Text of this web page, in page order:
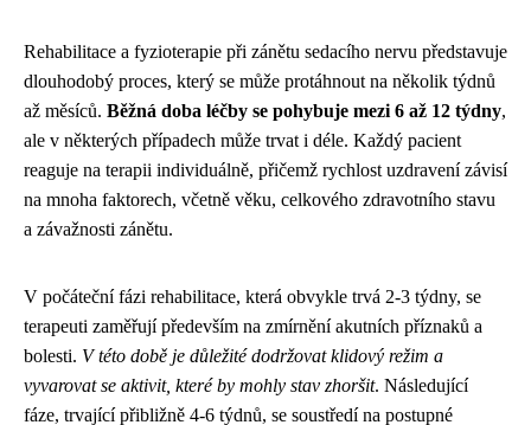
Rehabilitace a fyzioterapie při zánětu sedacího nervu představuje
dlouhodobý proces, který se může protáhnout na několik týdnů
až měsíců. Běžná doba léčby se pohybuje mezi 6 až 12 týdny,
ale v některých případech může trvat i déle. Každý pacient
reaguje na terapii individuálně, přičemž rychlost uzdravení závisí
na mnoha faktorech, včetně věku, celkového zdravotního stavu
a závažnosti zánětu.
V počáteční fázi rehabilitace, která obvykle trvá 2-3 týdny, se
terapeuti zaměřují především na zmírnění akutních příznaků a
bolesti. V této době je důležité dodržovat klidový režim a
vyvarovat se aktivit, které by mohly stav zhoršit. Následující
fáze, trvající přibližně 4-6 týdnů, se soustředí na postupné